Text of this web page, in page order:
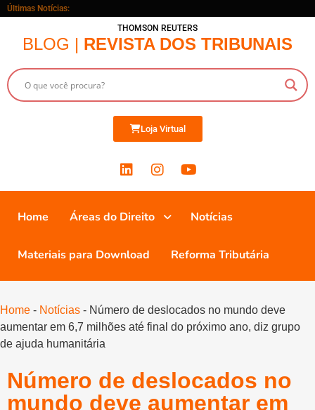
Últimas Notícias:
THOMSON REUTERS
BLOG | REVISTA DOS TRIBUNAIS
Loja Virtual
Home Áreas do Direito Notícias
Materiais para Download Reforma Tributária
Home - Notícias - Número de deslocados no mundo deve
aumentar em 6,7 milhões até final do próximo ano, diz grupo
de ajuda humanitária
Número de deslocados no
mundo deve aumentar em